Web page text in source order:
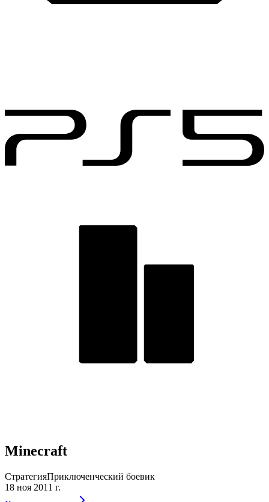
Minecraft
СтратегияПриключенческий боевик
18 ноя 2011 г.